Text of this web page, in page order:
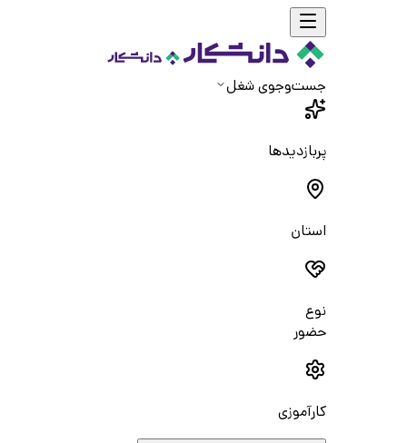
جست‌و‌جوی شغل
پربازدیدها
استان
نوع
حضور
کارآموزی